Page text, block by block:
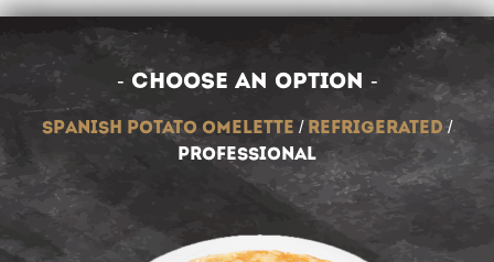
- choose an option -
spanish potato omelette / refrigerated /
professional